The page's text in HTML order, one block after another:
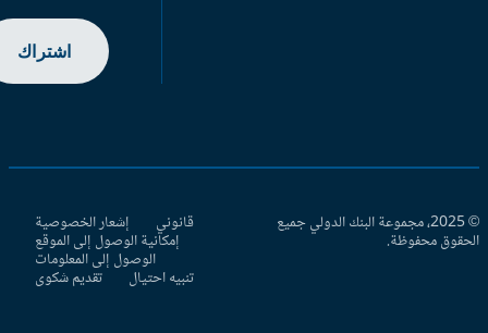
اشتراك
© 2025، مجموعة البنك الدولي جميع
محفوظة.
قانوني إشعار الخصوصية
إمكانية الوصول إلى الموقع
الوصول إلى المعلومات
تنبيه احتيال تقديم شكوى